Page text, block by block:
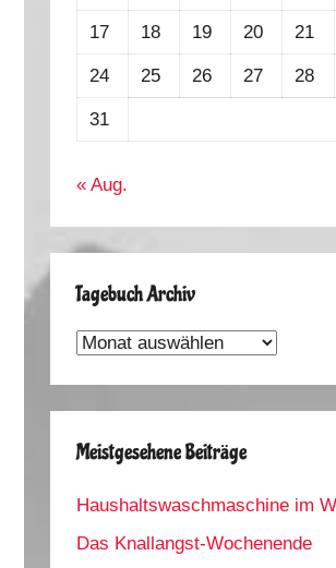
17 18 19 20 21
24 25 26 27 28
31
« Aug.
Tagebuch Archiv
Tagebuch
Meistgesehene Beiträge
Haushaltswaschmaschine im
Das Knallangst-Wochenende